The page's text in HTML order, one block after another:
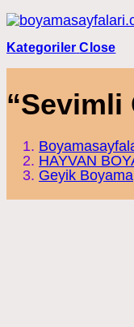
Skip
to
content
Kategoriler Close
“Sevimli
HAYVAN
Geyik Boyama